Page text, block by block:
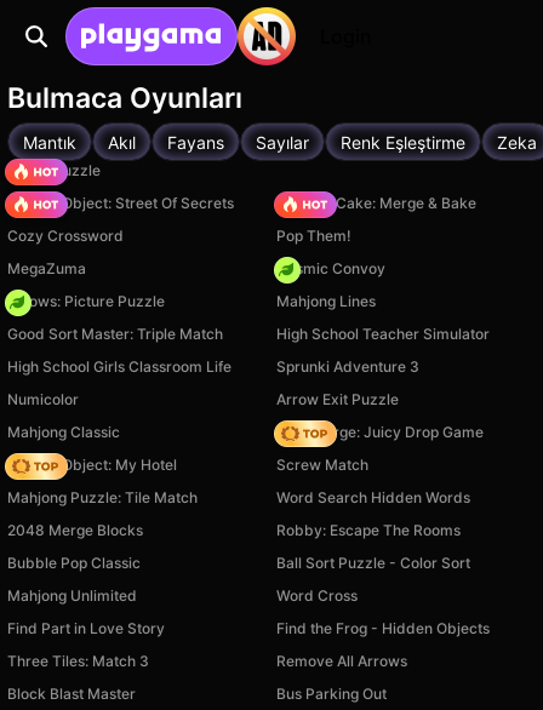
Bulmaca Oyunları
Mantık Akıl Fayans Sayılar Renk Eşleştirme Zeka
Arrow Puzzle
Hidden Object: Street Of Secrets
Piece of Cake: Merge & Bake
Cozy Crossword
Pop Them!
MegaZuma
Cosmic Convoy
Arrows: Picture Puzzle
Mahjong Lines
Good Sort Master: Triple Match
High School Teacher Simulator
High School Girls Classroom Life
Sprunki Adventure 3
Numicolor
Arrow Exit Puzzle
Mahjong Classic
Fruit Merge: Juicy Drop Game
Hidden Object: My Hotel
Screw Match
Mahjong Puzzle: Tile Match
Word Search Hidden Words
2048 Merge Blocks
Robby: Escape The Rooms
Bubble Pop Classic
Ball Sort Puzzle - Color Sort
Mahjong Unlimited
Word Cross
Find Part in Love Story
Find the Frog - Hidden Objects
Three Tiles: Match 3
Remove All Arrows
Block Blast Master
Bus Parking Out